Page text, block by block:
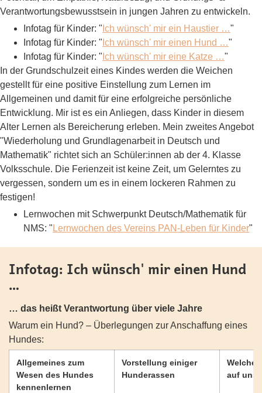
Verantwortungsbewusstsein in jungen Jahren zu entwickeln.
Infotag für Kinder: " Ich wünsch' mir ein Haustier …"
Infotag für Kinder: " Ich wünsch' mir einen Hund …"
Infotag für Kinder: " Ich wünsch' mir eine Katze …"
In der Grundschulzeit eines Kindes werden die Weichen
gestellt für eine positive Einstellung zum Lernen im
Allgemeinen und damit für eine erfolgreiche persönliche
Entwicklung. Mir ist es ein Anliegen, dass Kinder in diesem
Alter Lernen als Bereicherung erleben. Mein zweites Angebot
"Wiederholung und Grundlagenarbeit in Deutsch und
Mathematik" richtet sich an Schüler:innen ab der 4. Klasse
Volksschule. Die Ferienzeit ist keine Zeit, um Gelerntes zu
vergessen, sondern um es in einem lockeren Rahmen zu
festigen!
Lernwochen mit Schwerpunkt Deutsch/Mathematik für
NMS: "Lernwochen des Vereins PAN-Leben für Kinder"
Infotag: Ich wünsch' mir einen Hund
…
… das heißt Verantwortung über viele Jahre
Warum ein Hund? – Überlegungen zur Anschaffung eines
Hundes:
Allgemeines zum
Wesen des Hundes
kennenlernen
Vorstellung einiger
Hunderassen
Welche
auf uns